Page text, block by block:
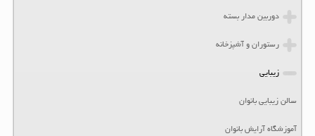
دوربین مدار بسته
رستوران و آشپزخانه
زیبایی
سالن زیبایی بانوان
آموزشگاه آرایش بانوان